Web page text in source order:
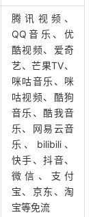
腾讯视频、
QQ音乐、优
酷视频、爱奇
艺、芒果TV、
咪咕音乐、咪
咕视频、酷狗
音乐、酷我音
乐、网易云音
乐、bilibili、
快手、抖音、
微信、支付
宝、京东、淘
宝等免流